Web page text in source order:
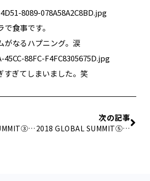
食事です。
がなるハプニング。涙
すぎてしまいました。笑
2018 GLOBAL SUMMIT③ -マイアミへ-
次の記事
2018 GLOBAL SUMMIT⑤ -INTERNATIONAL FORUM-